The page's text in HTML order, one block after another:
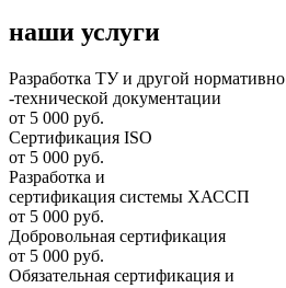
наши услуги
Разработка ТУ и другой нормативно
-технической документации
от 5 000 руб.
Сертификация ISO
от 5 000 руб.
Разработка и
cертификация системы ХАССП
от 5 000 руб.
Добровольная сертификация
от 5 000 руб.
Обязательная сертификация и